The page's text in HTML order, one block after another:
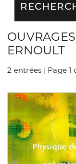
ERNOULT
2 entrées | Page 1